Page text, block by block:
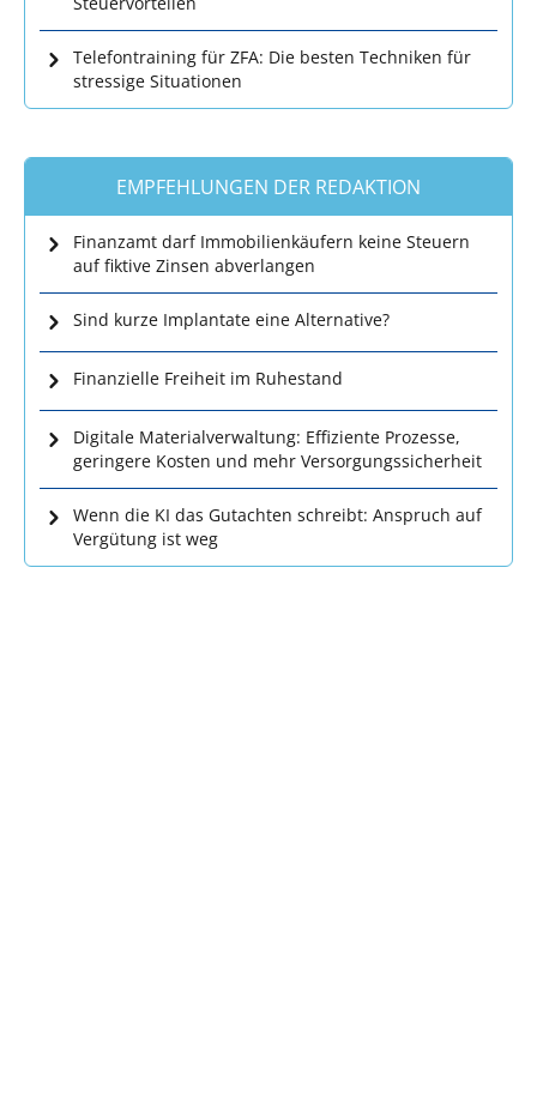
Telefontraining für ZFA: Die besten Techniken für
stressige Situationen
EMPFEHLUNGEN DER REDAKTION
Finanzamt darf Immobilienkäufern keine Steuern
auf fiktive Zinsen abverlangen
Sind kurze Implantate eine Alternative?
Finanzielle Freiheit im Ruhestand
Digitale Materialverwaltung: Effiziente Prozesse,
geringere Kosten und mehr Versorgungssicherheit
Wenn die KI das Gutachten schreibt: Anspruch auf
Vergütung ist weg